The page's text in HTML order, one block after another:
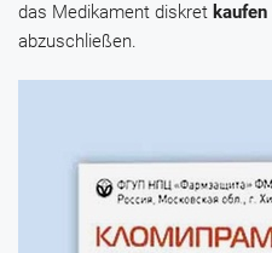
das Medikament diskret kaufen
abzuschließen.